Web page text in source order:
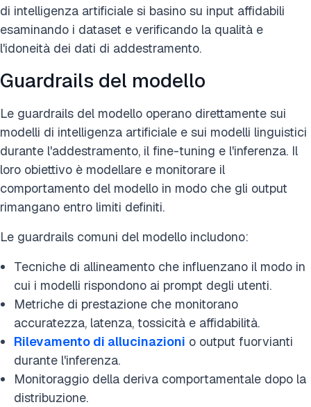
di intelligenza artificiale si basino su input affidabili
esaminando i dataset e verificando la qualità e
l'idoneità dei dati di addestramento.
Guardrails del modello
Le guardrails del modello operano direttamente sui
modelli di intelligenza artificiale e sui modelli linguistici
durante l'addestramento, il fine-tuning e l'inferenza. Il
loro obiettivo è modellare e monitorare il
comportamento del modello in modo che gli output
rimangano entro limiti definiti.
Le guardrails comuni del modello includono:
Tecniche di allineamento che influenzano il modo in
cui i modelli rispondono ai prompt degli utenti.
Metriche di prestazione che monitorano
accuratezza, latenza, tossicità e affidabilità.
Rilevamento di allucinazioni o output fuorvianti
durante l'inferenza.
Monitoraggio della deriva comportamentale dopo la
distribuzione.